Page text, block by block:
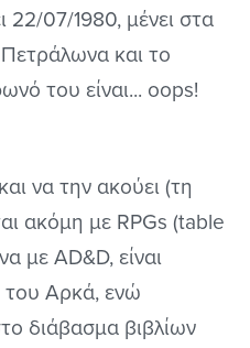
22/07/1980, μένει στα
και το
του είναι... oops!
να την ακούει (τη
ακόμη με RPGs (table
με AD&D, είναι
του Αρκά, ενώ
διάβασμα βιβλίων